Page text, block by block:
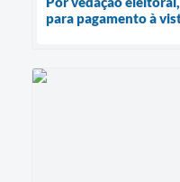
para pagamento à